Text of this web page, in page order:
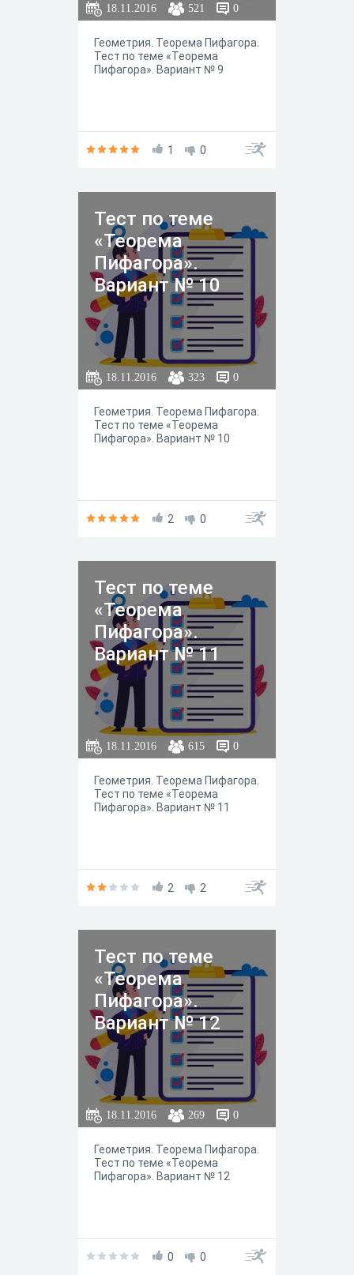
18.11.2016 521 0
Геометрия. Теорема Пифагора.
Тест по теме «Теорема
Пифагора». Вариант № 9
1 0
Тест по теме
«Теорема
Пифагора».
Вариант № 10
18.11.2016 323 0
Геометрия. Теорема Пифагора.
Тест по теме «Теорема
Пифагора». Вариант № 10
2 0
Тест по теме
«Теорема
Пифагора».
Вариант № 11
18.11.2016 615 0
Геометрия. Теорема Пифагора.
Тест по теме «Теорема
Пифагора». Вариант № 11
2 2
Тест по теме
«Теорема
Пифагора».
Вариант № 12
18.11.2016 269 0
Геометрия. Теорема Пифагора.
Тест по теме «Теорема
Пифагора». Вариант № 12
0 0